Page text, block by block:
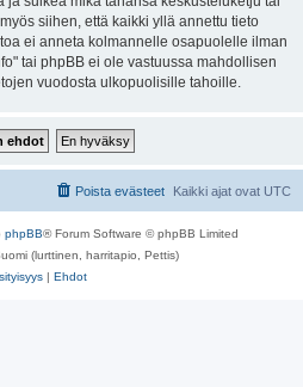
siihen, että kaikki yllä annettu tieto
ei anneta kolmannelle osapuolelle ilman
tai phpBB ei ole vastuussa mahdollisen
vuodosta ulkopuolisille tahoille.
Kaikki ajat ovat UTC
Poista evästeet
phpBB® Forum Software © phpBB Limited
(lurttinen, harritapio, Pettis)
| Ehdot